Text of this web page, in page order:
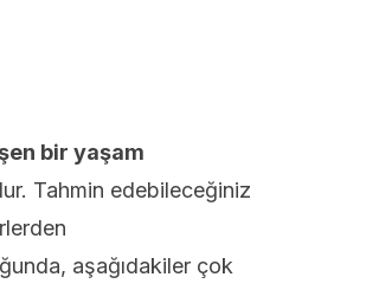
bir yaşam
Tahmin edebileceğiniz
aşağıdakiler çok